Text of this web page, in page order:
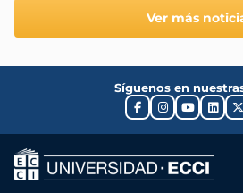
Ver más
Síguenos en